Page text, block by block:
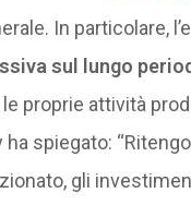
In particolare,
sul lungo
proprie attività
spiegato:
gli